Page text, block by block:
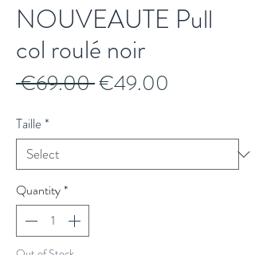
NOUVEAUTE Pull
col roulé noir
€69.00 Regular
€49.00
Taille*
Quantity*